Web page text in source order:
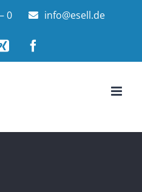
0 info@esell.de
Xing